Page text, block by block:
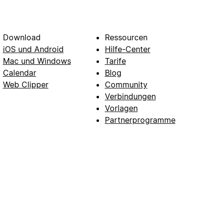
Download
iOS und Android
Mac und Windows
Calendar
Web Clipper
Ressourcen
Hilfe-Center
Tarife
Blog
Community
Verbindungen
Vorlagen
Partnerprogramme